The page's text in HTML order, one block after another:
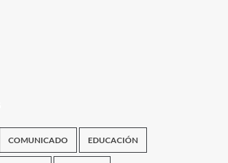
COMUNICADO EDUCACIÓN